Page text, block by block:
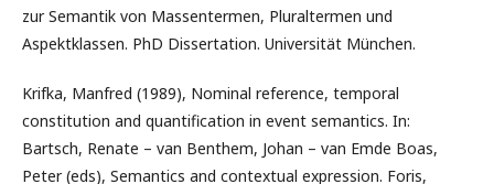
zur Semantik von Massentermen, Pluraltermen und
Aspektklassen. PhD Dissertation. Universität München.
Krifka, Manfred (1989), Nominal reference, temporal
constitution and quantification in event semantics. In:
Bartsch, Renate – van Benthem, Johan – van Emde Boas,
Peter (eds), Semantics and contextual expression. Foris,